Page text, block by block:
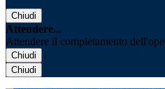
Chiudi
Attendere...
Attendere il completamento
Chiudi
Chiudi